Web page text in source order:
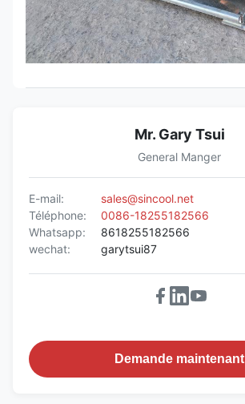
Mr. Gary Tsui
General Manger
E-mail:
sales@sincool.net
Téléphone:
0086-18255182566
Whatsapp:
8618255182566
wechat:
garytsui87
Demande maintenant